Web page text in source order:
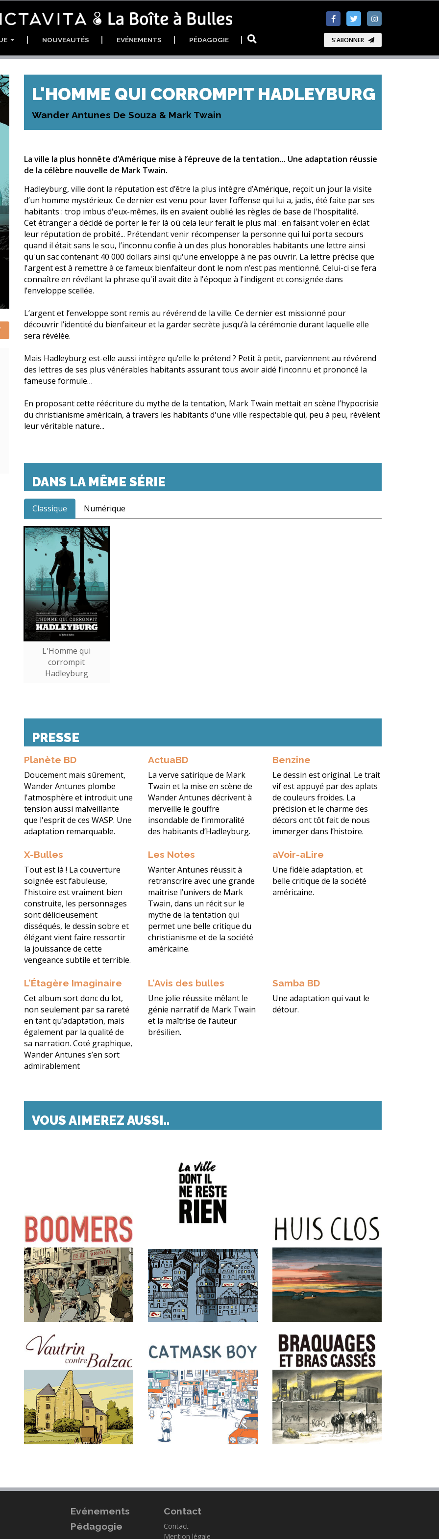
S'ABONNER
NOUVEAUTÉS EVÉNEMENTS PÉDAGOGIE
L'HOMME QUI CORROMPIT HADLEYBURG
Wander Antunes De Souza & Mark Twain
La ville la plus honnête d’Amérique mise à l’épreuve de la tentation... Une adaptation réussie
de la célèbre nouvelle de Mark Twain.
Hadleyburg, ville dont la réputation est d’être la plus intègre d’Amérique, reçoit un jour la visite
d’un homme mystérieux. Ce dernier est venu pour laver l’offense qui lui a, jadis, été faite par ses
habitants : trop imbus d'eux-mêmes, ils en avaient oublié les règles de base de l'hospitalité.
Cet étranger a décidé de porter le fer là où cela leur ferait le plus mal : en faisant voler en éclat
leur réputation de probité... Prétendant venir récompenser la personne qui lui porta secours
quand il était sans le sou, l’inconnu confie à un des plus honorables habitants une lettre ainsi
qu'un sac contenant 40 000 dollars ainsi qu'une enveloppe à ne pas ouvrir. La lettre précise que
l'argent est à remettre à ce fameux bienfaiteur dont le nom n’est pas mentionné. Celui-ci se fera
connaître en révélant la phrase qu'il avait dite à l'époque à l'indigent et consignée dans
l’enveloppe scellée.
L’argent et l’enveloppe sont remis au révérend de la ville. Ce dernier est missionné pour
découvrir l’identité du bienfaiteur et la garder secrète jusqu’à la cérémonie durant laquelle elle
sera révélée.
Mais Hadleyburg est-elle aussi intègre qu’elle le prétend ? Petit à petit, parviennent au révérend
des lettres de ses plus vénérables habitants assurant tous avoir aidé l’inconnu et prononcé la
fameuse formule…
En proposant cette réécriture du mythe de la tentation, Mark Twain mettait en scène l’hypocrisie
du christianisme américain, à travers les habitants d'une ville respectable qui, peu à peu, révèlent
leur véritable nature...
DANS LA MÊME SÉRIE
Classique Numérique
L'Homme qui
corrompit
Hadleyburg
PRESSE
Planète BD
Doucement mais sûrement,
Wander Antunes plombe
l'atmosphère et introduit une
tension aussi malveillante
que l'esprit de ces WASP. Une
adaptation remarquable.
ActuaBD
La verve satirique de Mark
Twain et la mise en scène de
Wander Antunes décrivent à
merveille le gouffre
insondable de l’immoralité
des habitants d’Hadleyburg.
Benzine
Le dessin est original. Le trait
vif est appuyé par des aplats
de couleurs froides. La
précision et le charme des
décors ont tôt fait de nous
immerger dans l’histoire.
X-Bulles
Tout est là ! La couverture
soignée est fabuleuse,
l'histoire est vraiment bien
construite, les personnages
sont délicieusement
disséqués, le dessin sobre et
élégant vient faire ressortir
la jouissance de cette
vengeance subtile et terrible.
Les Notes
Wanter Antunes réussit à
retranscrire avec une grande
maitrise l’univers de Mark
Twain, dans un récit sur le
mythe de la tentation qui
permet une belle critique du
christianisme et de la société
américaine.
aVoir-aLire
Une fidèle adaptation, et
belle critique de la société
américaine.
L'Étagère Imaginaire
Cet album sort donc du lot,
non seulement par sa rareté
en tant qu’adaptation, mais
également par la qualité de
sa narration. Coté graphique,
Wander Antunes s’en sort
admirablement
L'Avis des bulles
Une jolie réussite mêlant le
génie narratif de Mark Twain
et la maîtrise de l’auteur
brésilien.
Samba BD
Une adaptation qui vaut le
détour.
VOUS AIMEREZ AUSSI..
Evénements
Pédagogie
Contact
Contact
Mention légale